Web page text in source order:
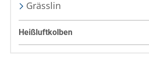
Heißluftkolben
Grässlin